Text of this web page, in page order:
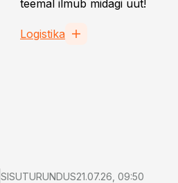
teemal ilmub midagi uut!
Logistika
SISUTURUNDUS21.07.26, 09:50